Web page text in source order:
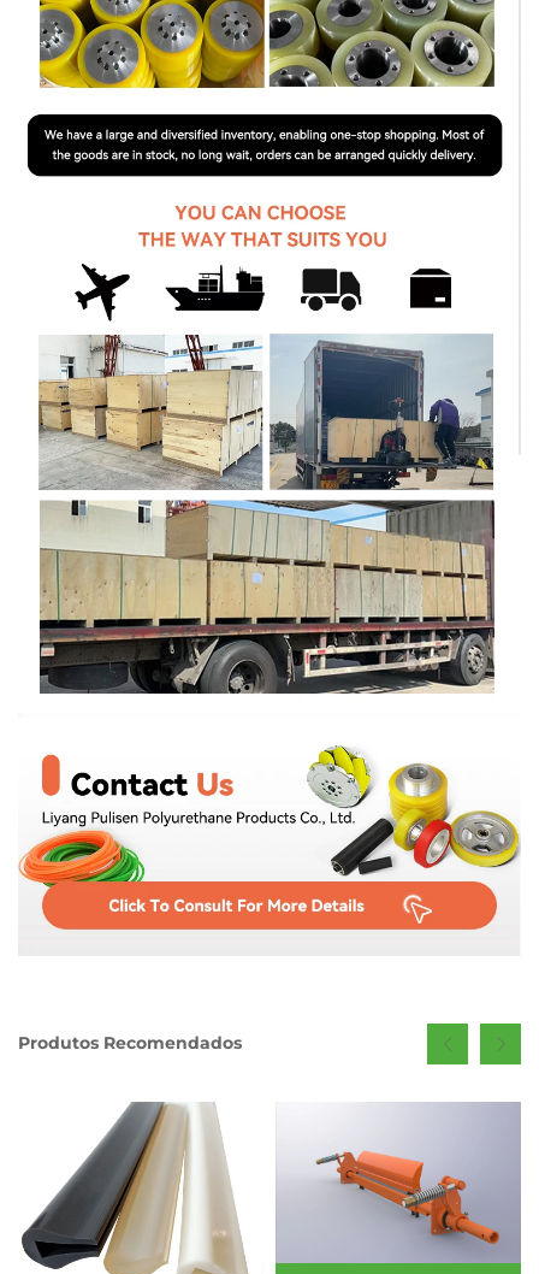
Produtos Recomendados